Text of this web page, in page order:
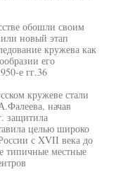
обошли своим
новый этап
кружева как
его
е гг.36
кружеве стали
начав
защитила
целью широко
с XVII века до
типичные местные